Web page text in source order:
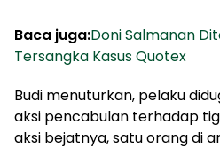
Baca juga:Doni Salmanan
Tersangka Kasus Quotex
Budi menuturkan, pelaku
aksi pencabulan terhadap
aksi bejatnya, satu orang di